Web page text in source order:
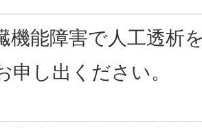
機能障害で人工透析
申し出ください。